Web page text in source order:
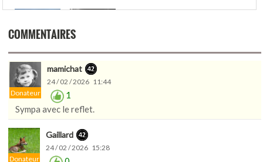
COMMENTAIRES
Donateur
mamichat
24 / 02 / 2026 11:44
1
Sympa avec le reflet.
Donateur
Gaillard
24 / 02 / 2026 15:28